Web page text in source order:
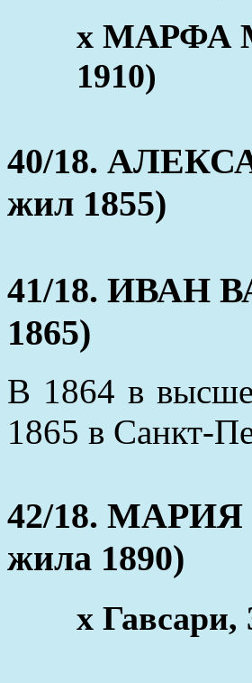
x МАРФА
1910)
40/18.
жил 1855)
41/18. ИВАН
1865)
В 1864 в
1865 в Санкт-
42/18. МАРИЯ
жила 1890)
x Гавсари,